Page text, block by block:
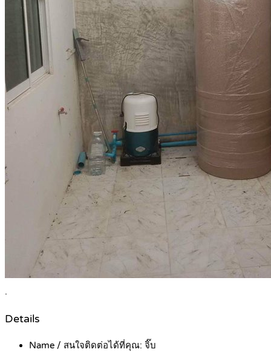
.
Details
Name / สนใจติดต่อได้ที่คุณ: จิ๊บ